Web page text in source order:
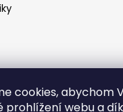
cookies, abychom
prohlížení webu a